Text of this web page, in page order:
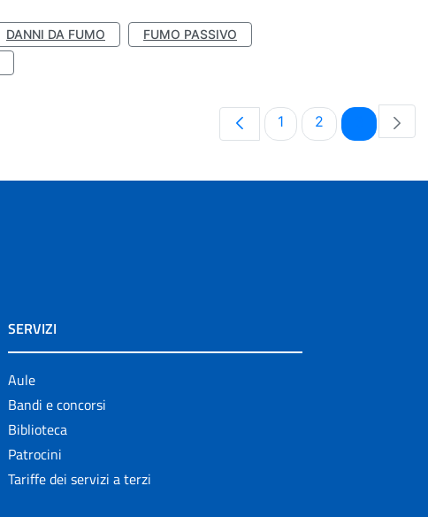
DANNI DA FUMO
FUMO PASSIVO
Pagina
1 Pagina
2 Pagina
SERVIZI
Aule
Bandi e concorsi
Biblioteca
Patrocini
Tariffe dei servizi a terzi